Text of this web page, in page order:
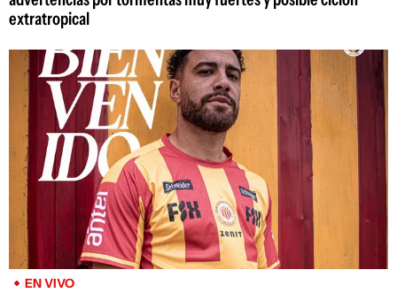
extratropical
EN VIVO